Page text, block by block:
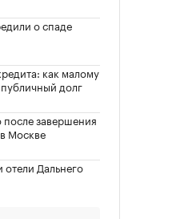
о спаде
как малому
долг
после завершения
Москве
Дальнего